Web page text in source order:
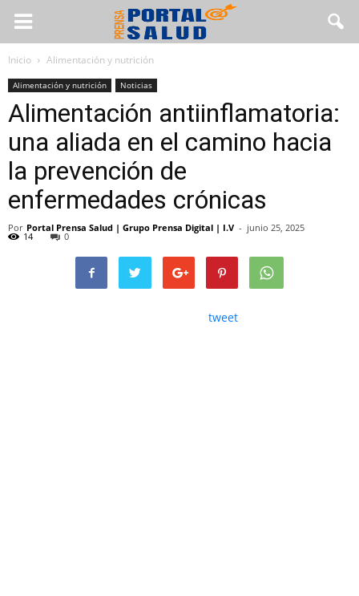
Inicio Alimentación y nutrición
Alimentación y nutrición Noticias
Alimentación antiinflamatoria:
una aliada en el camino hacia
la prevención de
enfermedades crónicas
Por Portal Prensa Salud | Grupo Prensa Digital | I.V - junio 25, 2025
14 0
tweet